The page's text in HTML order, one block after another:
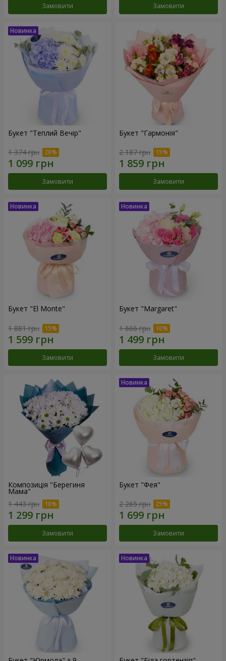
Замовити Замовити
Букет "Теплий Вечір"
1 374 грн
Замовити
Букет "Гармонія"
2 187 грн
Замовити
Букет "El Monte"
1 881 грн
Замовити
Букет "Margaret"
1 666 грн
Замовити
Композиція "Берегиня
Мама"
1 443 грн
Замовити
Букет "Фея"
2 265 грн
Замовити